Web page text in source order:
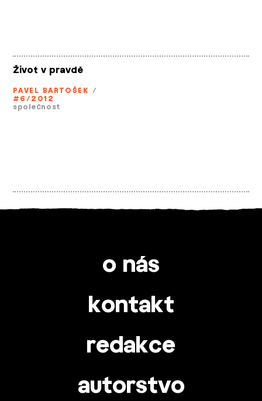
Život v pravdě
PAVEL BARTOŠEK /
#6/2012
společnost
o nás
kontakt
redakce
autorstvo